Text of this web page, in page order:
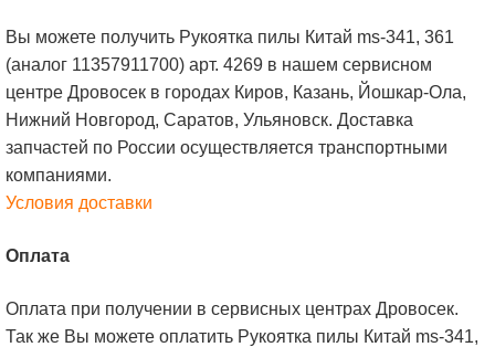
Вы можете получить Рукоятка пилы Китай ms-341, 361
(аналог 11357911700) арт. 4269 в нашем сервисном
центре Дровосек в городах Киров, Казань, Йошкар-Ола,
Нижний Новгород, Саратов, Ульяновск. Доставка
запчастей по России осуществляется транспортными
компаниями.
Условия доставки
Оплата
Оплата при получении в сервисных центрах Дровосек.
Так же Вы можете оплатить Рукоятка пилы Китай ms-341,